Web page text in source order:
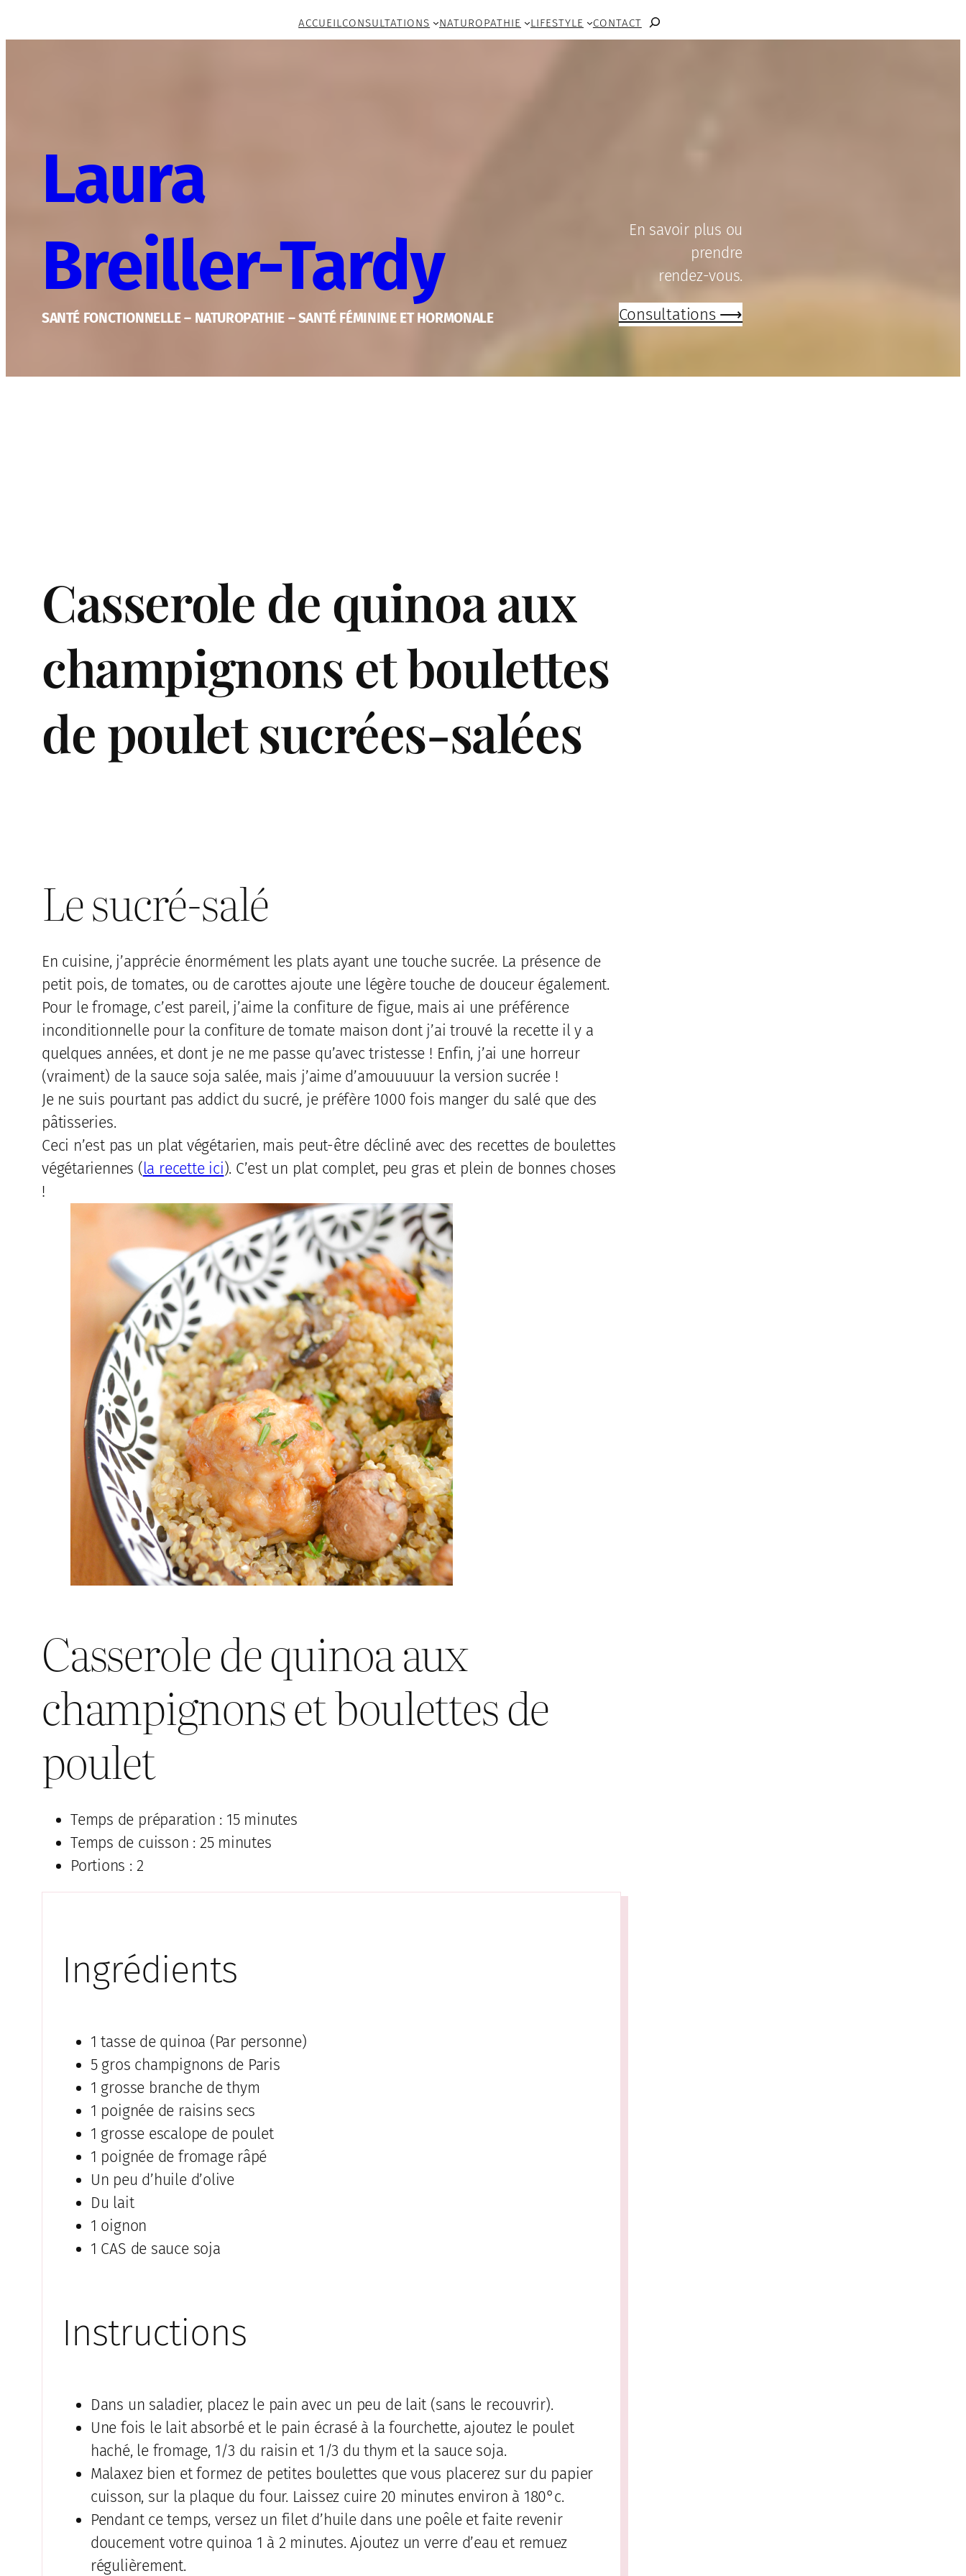
au
ACCUEIL CONSULTATIONS NATUROPATHIE LIFESTYLE CONTACTRechercher
Laura
Breiller-Tardy
SANTÉ FONCTIONNELLE – NATUROPATHIE – SANTÉ FÉMININE ET HORMONALE
En savoir plus ou
prendre
rendez-vous.
Consultations ⟶
Casserole de quinoa aux
champignons et boulettes
de poulet sucrées-salées
Le sucré-salé
En cuisine, j’apprécie énormément les plats ayant une touche sucrée. La présence de
petit pois, de tomates, ou de carottes ajoute une légère touche de douceur également.
Pour le fromage, c’est pareil, j’aime la confiture de figue, mais ai une préférence
inconditionnelle pour la confiture de tomate maison dont j’ai trouvé la recette il y a
quelques années, et dont je ne me passe qu’avec tristesse ! Enfin, j’ai une horreur
(vraiment) de la sauce soja salée, mais j’aime d’amouuuuur la version sucrée !
Je ne suis pourtant pas addict du sucré, je préfère 1000 fois manger du salé que des
pâtisseries.
Ceci n’est pas un plat végétarien, mais peut-être décliné avec des recettes de boulettes
végétariennes (la recette ici). C’est un plat complet, peu gras et plein de bonnes choses
!
Casserole de quinoa aux
champignons et boulettes de
poulet
Temps de préparation : 15 minutes
Temps de cuisson : 25 minutes
Portions : 2
Ingrédients
1 tasse de quinoa (Par personne)
5 gros champignons de Paris
1 grosse branche de thym
1 poignée de raisins secs
1 grosse escalope de poulet
1 poignée de fromage râpé
Un peu d’huile d’olive
Du lait
1 oignon
1 CAS de sauce soja
Instructions
Dans un saladier, placez le pain avec un peu de lait (sans le recouvrir).
Une fois le lait absorbé et le pain écrasé à la fourchette, ajoutez le poulet
haché, le fromage, 1/3 du raisin et 1/3 du thym et la sauce soja.
Malaxez bien et formez de petites boulettes que vous placerez sur du papier
cuisson, sur la plaque du four. Laissez cuire 20 minutes environ à 180°c.
Pendant ce temps, versez un filet d’huile dans une poêle et faite revenir
doucement votre quinoa 1 à 2 minutes. Ajoutez un verre d’eau et remuez
régulièrement.